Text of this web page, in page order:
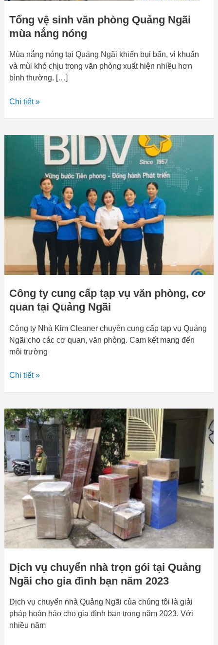
Tổng vệ sinh văn phòng Quảng Ngãi
mùa nắng nóng
Mùa nắng nóng tại Quảng Ngãi khiến bụi bẩn, vi khuẩn
và mùi khó chịu trong văn phòng xuất hiện nhiều hơn
bình thường. […]
Chi tiết »
Công ty cung cấp tạp vụ văn phòng, cơ
quan tại Quảng Ngãi
Công ty Nhà Kim Cleaner chuyên cung cấp tạp vụ Quảng
Ngãi cho các cơ quan, văn phòng. Cam kết mang đến
môi trường
phòng,
Quảng
Chi tiết »
Dịch vụ chuyển nhà trọn gói tại Quảng
Ngãi cho gia đình bạn năm 2023
Dịch vụ chuyển nhà Quảng Ngãi của chúng tôi là giải
pháp hoàn hảo cho gia đình bạn trong năm 2023. Với
nhiều năm
Dịch
vụ
chuyển
trọn
gói
tại
Quảng
Ngãi
cho
gia
đình
năm
2023